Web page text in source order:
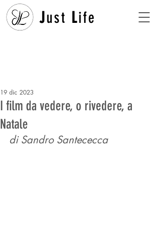
Just Life
I film da vedere, o rivedere, a
Natale
19 dic 2023
di Sandro Santececca